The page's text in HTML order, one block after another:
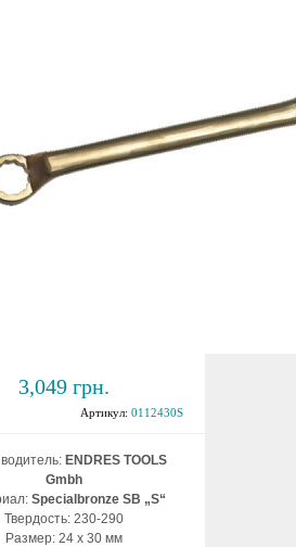
24х30 мм
ВБ
3,049 грн.
Артикул: 0112430S
ENDRES TOOLS
Gmbh
Specialbronze SB „S“
Твердость: 230-290
Размер: 24 х 30 мм